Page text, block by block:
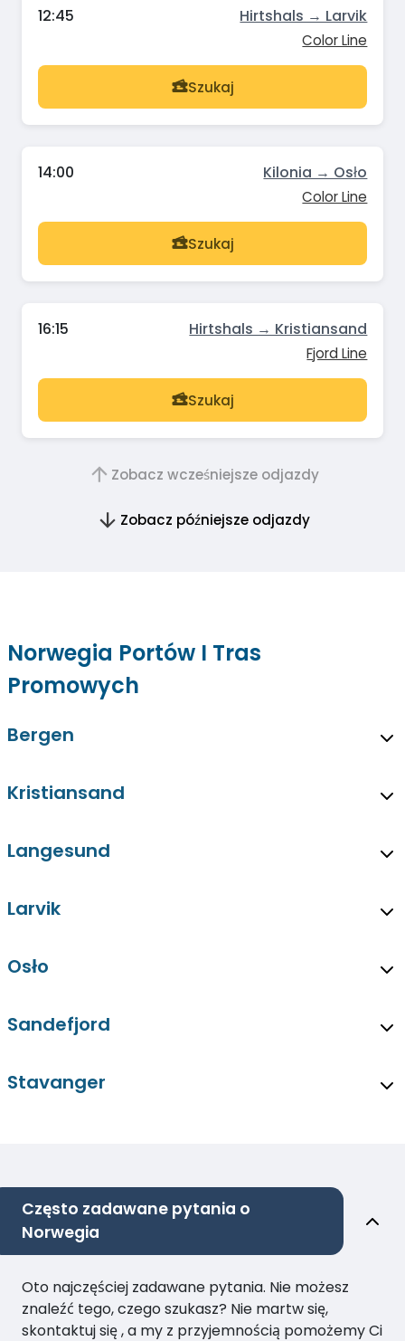
12:45 Hirtshals → Larvik
Color Line
Szukaj
14:00 Kilonia → Osło
Color Line
Szukaj
16:15 Hirtshals → Kristiansand
Fjord Line
Szukaj
Zobacz wcześniejsze odjazdy
Zobacz późniejsze odjazdy
Norwegia Portów I Tras
Promowych
Bergen
Kristiansand
Langesund
Larvik
Osło
Sandefjord
Stavanger
Często zadawane pytania o
Norwegia
Oto najczęściej zadawane pytania. Nie możesz
znaleźć tego, czego szukasz? Nie martw się,
skontaktuj się , a my z przyjemnością pomożemy Ci